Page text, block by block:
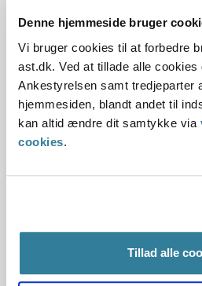
Denne hjemmeside bruger
Vi bruger cookies til at forbedre
ast.dk. Ved at tillade alle
Ankestyrelsen samt tredjeparter
hjemmesiden, blandt andet til
kan altid ændre dit samtykke via
cookies.
Tillad alle
Dato for underskrift
15.05.1999
Paragraf